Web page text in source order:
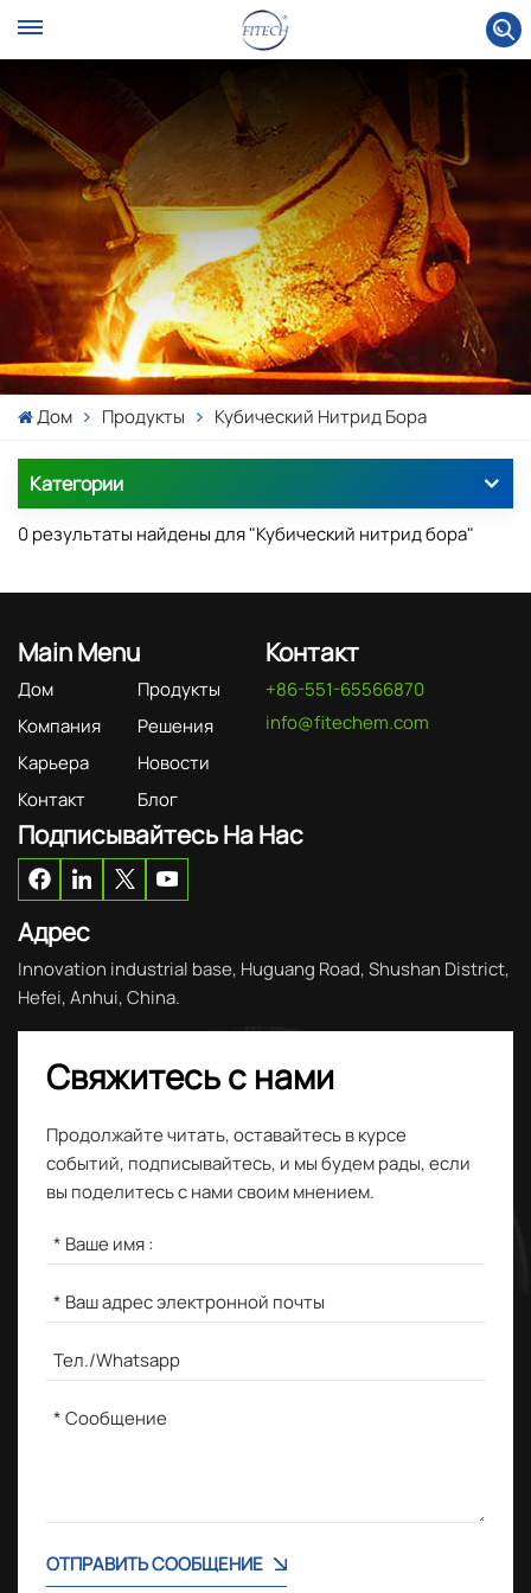
Дом Продукты Кубический Нитрид Бора
Категории
0 результаты найдены для "Кубический нитрид бора"
Main Menu
Дом
Продукты
Компания
Решения
Карьера
Новости
Контакт
Блог
Контакт
+86-551-65566870
info@fitechem.com
Подписывайтесь На Нас
Адрес
Innovation industrial base, Huguang Road, Shushan District,
Hefei, Anhui, China.
Свяжитесь с нами
Продолжайте читать, оставайтесь в курсе
событий, подписывайтесь, и мы будем рады, если
вы поделитесь с нами своим мнением.
ОТПРАВИТЬ СООБЩЕНИЕ